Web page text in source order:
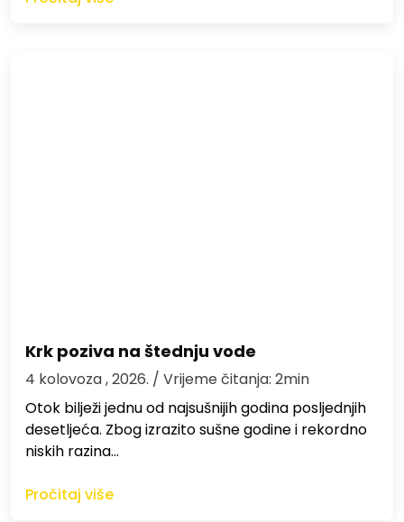
Krk poziva na štednju vode
4 kolovoza , 2026. / Vrijeme čitanja: 2min
Otok bilježi jednu od najsušnijih godina posljednjih
desetljeća. Zbog izrazito sušne godine i rekordno
niskih razina…
Pročitaj više